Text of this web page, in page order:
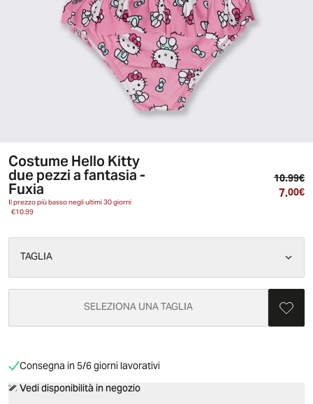
Costume Hello Kitty
due pezzi a fantasia -
Fuxia
Il prezzo più basso negli ultimi 30 giorni
€10.99
10.99€
7.00€
TAGLIA
SELEZIONA UNA TAGLIA
Consegna in 5/6 giorni lavorativi
Vedi disponibilità in negozio